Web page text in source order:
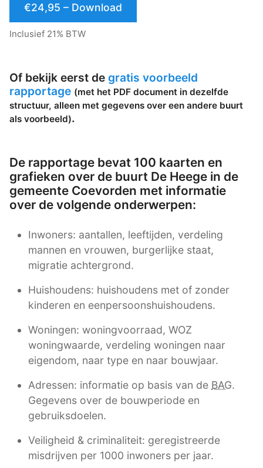
€24,95 – Download
Inclusief 21% BTW
Of bekijk eerst de gratis voorbeeld
rapportage (met het PDF document in dezelfde
structuur, alleen met gegevens over een andere buurt
als voorbeeld).
De rapportage bevat 100 kaarten en
grafieken over de buurt De Heege in de
gemeente Coevorden met informatie
over de volgende onderwerpen:
Inwoners: aantallen, leeftijden, verdeling
mannen en vrouwen, burgerlijke staat,
migratie achtergrond.
Huishoudens: huishoudens met of zonder
kinderen en eenpersoonshuishoudens.
Woningen: woningvoorraad, WOZ
woningwaarde, verdeling woningen naar
eigendom, naar type en naar bouwjaar.
Adressen: informatie op basis van de BAG.
Gegevens over de bouwperiode en
gebruiksdoelen.
Veiligheid & criminaliteit: geregistreerde
misdrijven per 1000 inwoners per jaar.